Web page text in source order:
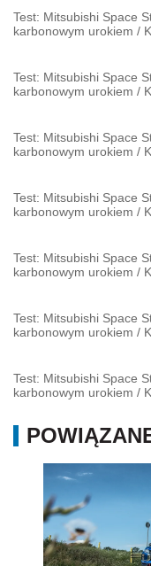
Test: Mitsubishi Space
karbonowym urokiem /
Test: Mitsubishi Space
karbonowym urokiem /
Test: Mitsubishi Space
karbonowym urokiem /
Test: Mitsubishi Space
karbonowym urokiem /
Test: Mitsubishi Space
karbonowym urokiem /
Test: Mitsubishi Space
karbonowym urokiem /
Test: Mitsubishi Space
karbonowym urokiem /